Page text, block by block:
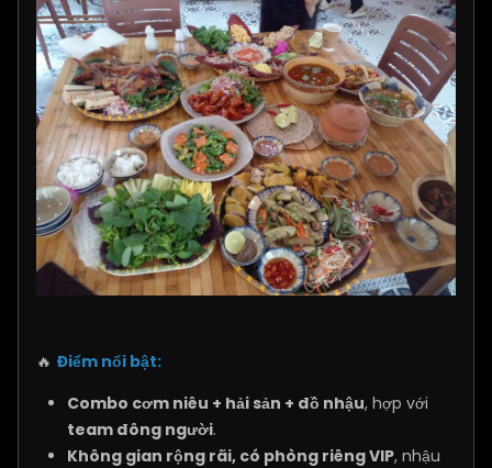
🔥 Điểm nổi bật:
Combo cơm niêu + hải sản + đồ nhậu, hợp với
team đông người.
Không gian rộng rãi, có phòng riêng VIP, nhậu